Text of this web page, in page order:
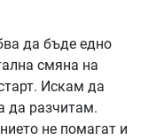
да бъде едно
смяна на
Искам да
да разчитам.
не помагат и